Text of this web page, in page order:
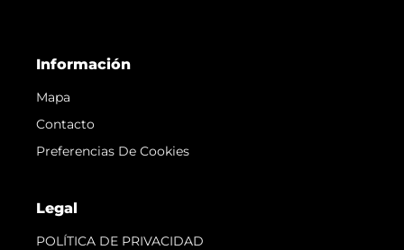
Información
Mapa
Contacto
Preferencias De Cookies
Legal
POLÍTICA DE PRIVACIDAD